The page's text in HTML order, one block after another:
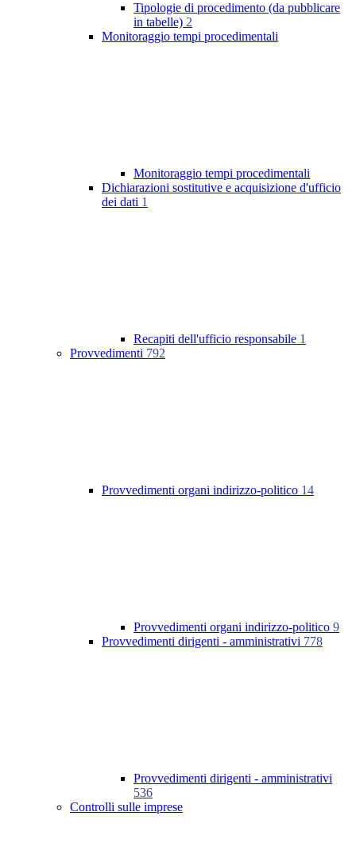
Tipologie di procedimento (da pubblicare
in tabelle) 2
Monitoraggio tempi procedimentali
Monitoraggio tempi procedimentali
Dichiarazioni sostitutive e acquisizione d'ufficio
dei dati 1
Recapiti dell'ufficio responsabile 1
Provvedimenti 792
Provvedimenti organi indirizzo-politico 14
Provvedimenti organi indirizzo-politico 9
Provvedimenti dirigenti - amministrativi 778
Provvedimenti dirigenti - amministrativi
536
Controlli sulle imprese